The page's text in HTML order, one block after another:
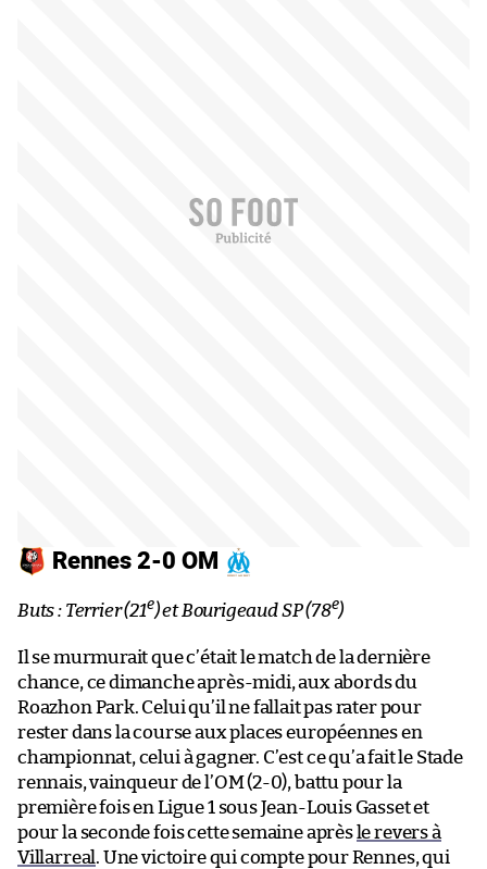
Rennes 2-0 OM
Buts : Terrier (21e) et Bourigeaud SP (78e)
Il se murmurait que c’était le match de la dernière
chance, ce dimanche après-midi, aux abords du
Roazhon Park. Celui qu’il ne fallait pas rater pour
rester dans la course aux places européennes en
championnat, celui à gagner. C’est ce qu’a fait le Stade
rennais, vainqueur de l’OM (2-0), battu pour la
première fois en Ligue 1 sous Jean-Louis Gasset et
pour la seconde fois cette semaine après le revers à
Villarreal. Une victoire qui compte pour Rennes, qui